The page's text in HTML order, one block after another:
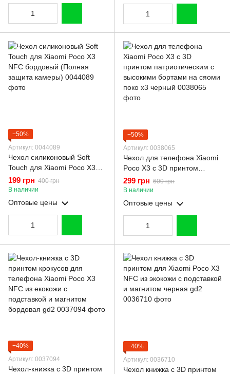
−50%
Артикул: 0044089
Чехол силиконовый Soft
Touch для Xiaomi Poco X3
NFC бордовый (Полная
защита камеры)
199 грн 400 грн
В наличии
Оптовые цены
−50%
Артикул: 0038065
Чехол для телефона Xiaomi
Poco X3 с 3D принтом
патриотическим с высокими
бортами на сяоми поко х3
черный
299 грн 600 грн
В наличии
Оптовые цены
−40%
Артикул: 0037094
Чехол-книжка с 3D принтом
−40%
Артикул: 0036710
Чехол книжка с 3D принтом